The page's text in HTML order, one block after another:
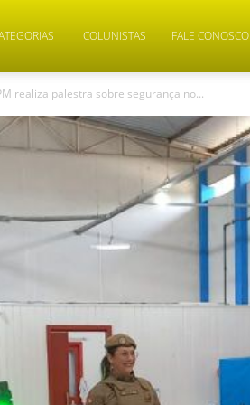
COLUNISTAS FALE CONOSCO
realiza palestra sobre segurança no...